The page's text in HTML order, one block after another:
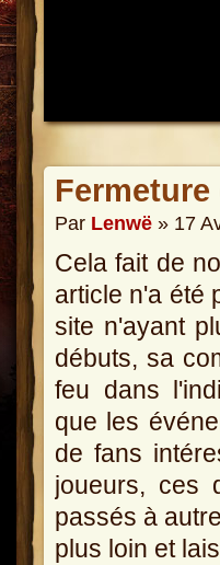
Par Lenwë » 17
Cela fait de
article n'a été
site n'ayant
débuts, sa
feu dans
que les
de fans
joueurs, ces
passés à
plus loin et